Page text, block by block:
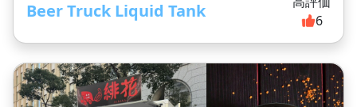
Beer Truck Liquid Tank
6